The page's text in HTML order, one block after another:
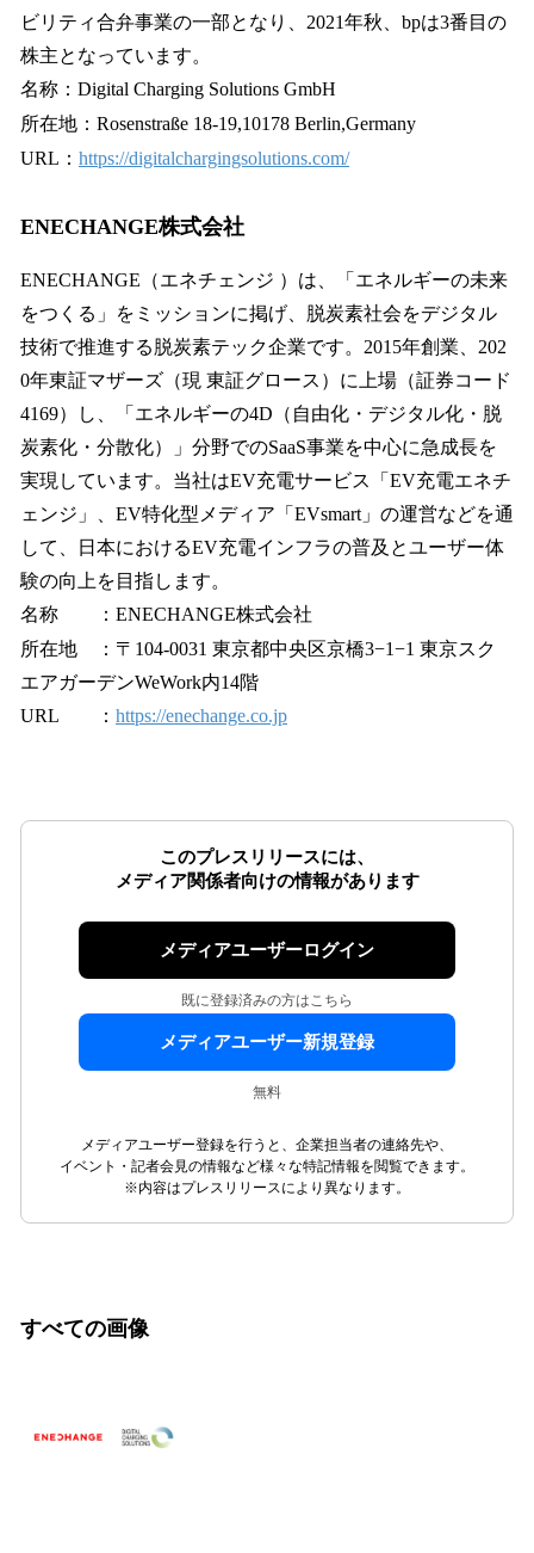
ビリティ合弁事業の一部となり、2021年秋、bpは3番目の
株主となっています。
名称：Digital Charging Solutions GmbH
所在地：Rosenstraße 18-19,10178 Berlin,Germany
URL： https://digitalchargingsolutions.com/
ENECHANGE株式会社
ENECHANGE（エネチェンジ ）は、「エネルギーの未来
をつくる」をミッションに掲げ、脱炭素社会をデジタル
技術で推進する脱炭素テック企業です。2015年創業、202
0年東証マザーズ（現 東証グロース）に上場（証券コード
4169）し、「エネルギーの4D（自由化・デジタル化・脱
炭素化・分散化）」分野でのSaaS事業を中心に急成長を
実現しています。当社はEV充電サービス「EV充電エネチ
ェンジ」、EV特化型メディア「EVsmart」の運営などを通
して、日本におけるEV充電インフラの普及とユーザー体
験の向上を目指します。
名称 ：ENECHANGE株式会社
所在地 ：〒104-0031 東京都中央区京橋3−1−1 東京スク
エアガーデンWeWork内14階
URL ： https://enechange.co.jp
このプレスリリースには、
メディア関係者向けの情報があります
メディアユーザーログイン
既に登録済みの方はこちら
メディアユーザー新規登録
無料
メディアユーザー登録を行うと、企業担当者の連絡先や、
イベント・記者会見の情報など様々な特記情報を閲覧できます。
※内容はプレスリリースにより異なります。
すべての画像